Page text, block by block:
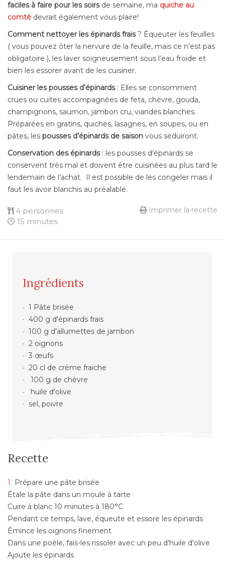
faciles à faire pour les soirsde semaine, ma quiche au
comté devrait également vous plaire!
Comment nettoyer les épinards frais? Équeuter les feuilles
( vous pouvez ôter la nervure de la feuille, mais ce n’est pas
obligatoire ), les laver soigneusement sous l’eau froide et
bien les essorer avant de les cuisiner.
Cuisiner les pousses d’épinards: Elles se consomment
crues ou cuites accompagnées de feta, chèvre, gouda,
champignons, saumon, jambon cru, viandes blanches.
Préparées en gratins, quiches, lasagnes, en soupes, ou en
pâtes, les pousses d’épinards de saison vous séduiront.
Conservation des épinards: les pousses d’épinards se
conservent très mal et doivent être cuisinées au plus tard le
lendemain de l’achat. Il est possible de les congeler mais il
faut les avoir blanchis au préalable.
4 personnes
15 minutes
Imprimer la recette
Ingrédients
1 Pâte brisée
400 g d'épinards frais
100 g d'allumettes de jambon
2 oignons
3 œufs
20 cl de crème fraiche
100 g de chèvre
huile d'olive
sel, poivre
Recette
Prépare une pâte brisée
Étale la pâte dans un moule à tarte
Cuire à blanc 10 minutes à 180°C
Pendant ce temps, lave, équeute et essore les épinards
Émince les oignons finement
Dans une poêle, fais-les rissoler avec un peu d'huile d'olive
Ajoute les épinards